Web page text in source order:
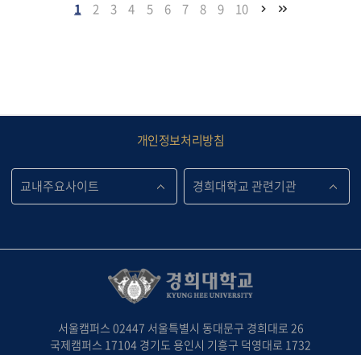
1 2 3 4 5 6 7 8 9 10
개인정보처리방침
서울캠퍼스 02447 서울특별시 동대문구 경희대로 26
국제캠퍼스 17104 경기도 용인시 기흥구 덕영대로 1732